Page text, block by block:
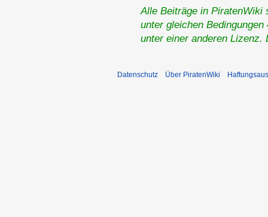
Alle Beiträge in PiratenWiki
unter gleichen
unter einer anderen
Datenschutz Über PiratenWiki